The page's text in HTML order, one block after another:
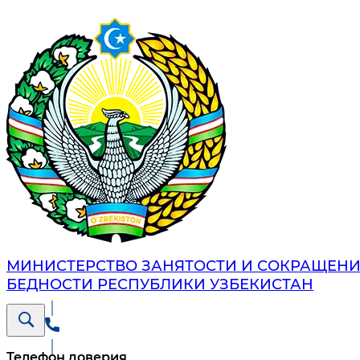
МИНИСТЕРСТВО ЗАНЯТОСТИ И
БЕДНОСТИ РЕСПУБЛИКИ УЗБЕКИСТАН